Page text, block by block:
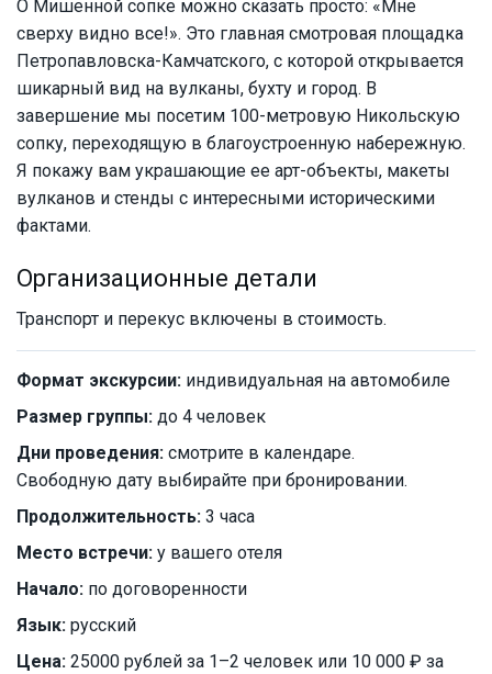
О Мишенной сопке можно сказать просто: «Мне
сверху видно все!». Это главная смотровая площадка
Петропавловска-Камчатского, с которой открывается
шикарный вид на вулканы, бухту и город. В
завершение мы посетим 100-метровую Никольскую
сопку, переходящую в благоустроенную набережную.
Я покажу вам украшающие ее арт-объекты, макеты
вулканов и стенды с интересными историческими
фактами.
Организационные детали
Транспорт и перекус включены в стоимость.
Формат экскурсии: индивидуальная на автомобиле
Размер группы: до 4 человек
Дни проведения: смотрите в календаре.
Свободную дату выбирайте при бронировании.
Продолжительность: 3 часа
Место встречи: у вашего отеля
Начало: по договоренности
Язык: русский
Цена: 25000 рублей за 1–2 человек или 10 000 ₽ за